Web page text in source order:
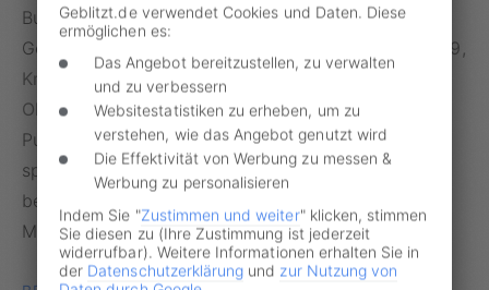
Bußgeldbescheid zu einer vermeintlichen
Geschwindigkeitsübertretung an der Messstelle
A 29,
Km 44,145, RF Wilhelmshaven, Raststede, AK
Oldenburg-Norderhalten? Nehmen Sie Bußgeld,
Punkte und Fahrverbot nicht einfach so hin! Die
spezialisierte Partneranwälte von Geblitzt.de haben
bereits Erfahrung mit Bußgeldverfahren von dieser
Messstelle.
Geblitzt.de verwendet Cookies und Daten. Diese
ermöglichen es:
Das Angebot bereitzustellen, zu verwalten
und zu verbessern
Websitestatistiken zu erheben, um zu
verstehen, wie das Angebot genutzt wird
Die Effektivität von Werbung zu messen &
Werbung zu personalisieren
Indem Sie "Zustimmen und weiter" klicken, stimmen
Sie diesen zu (Ihre Zustimmung ist jederzeit
widerrufbar). Weitere Informationen erhalten Sie in
der Datenschutzerklärung und zur Nutzung von